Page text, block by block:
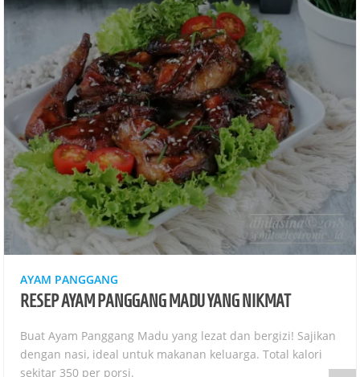
AYAM PANGGANG
RESEP AYAM PANGGANG MADU YANG NIKMAT
Buat Ayam Panggang Madu yang lezat dan bergizi! Sajikan
dengan nasi, ideal untuk makanan keluarga. Total kalori
sekitar 350 per porsi.